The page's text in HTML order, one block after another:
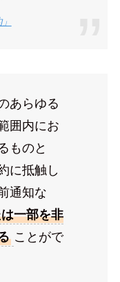
あらゆる
囲内にお
ものと
に抵触し
通知な
一部を非
ことがで